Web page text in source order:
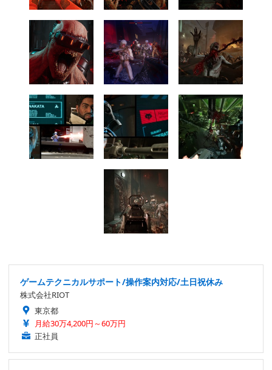
ゲームテクニカルサポート/操作案内対応/土日祝休み
株式会社RIOT
東京都
月給30万4,200円～60万円
正社員